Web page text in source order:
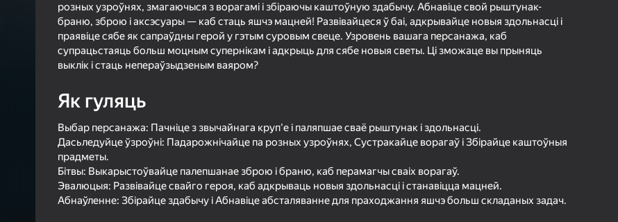
Гуляць
розных узроўнях, змагаючыся з ворагамі і збіраючы каштоўную здабычу. Абнавіце свой рыштунак-
браню, зброю і аксэсуары — каб стаць яшчэ мацней! Развівайцеся ў баі, адкрывайце новыя здольнасці і
праявіце сябе як сапраўдны герой у гэтым суровым свеце. Узровень вашага персанажа, каб
супрацьстаяць больш моцным супернікам і адкрыць для сябе новыя светы. Ці зможаце вы прыняць
выклік і стаць непераўзыдзеным ваяром?
Як гуляць
Выбар персанажа: Пачніце з звычайнага круп'е і паляпшае сваё рыштунак і здольнасці.
Дасьледуйце ўзроўні: Падарожнічайце па розных узроўнях, Сустракайце ворагаў і Збірайце каштоўныя
прадметы.
Бітвы: Выкарыстоўвайце палепшанае зброю і браню, каб перамагчы сваіх ворагаў.
Эвалюцыя: Развівайце свайго героя, каб адкрываць новыя здольнасці і станавіцца мацней.
Абнаўленне: Збірайце здабычу і Абнавіце абсталяванне для праходжання яшчэ больш складаных задач.